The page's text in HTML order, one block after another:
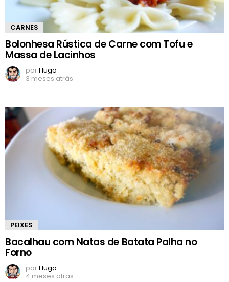
CARNES
Bolonhesa Rústica de Carne com Tofu e
Massa de Lacinhos
porHugo
3 meses atrás
PEIXES
Bacalhau com Natas de Batata Palha no
Forno
porHugo
4 meses atrás